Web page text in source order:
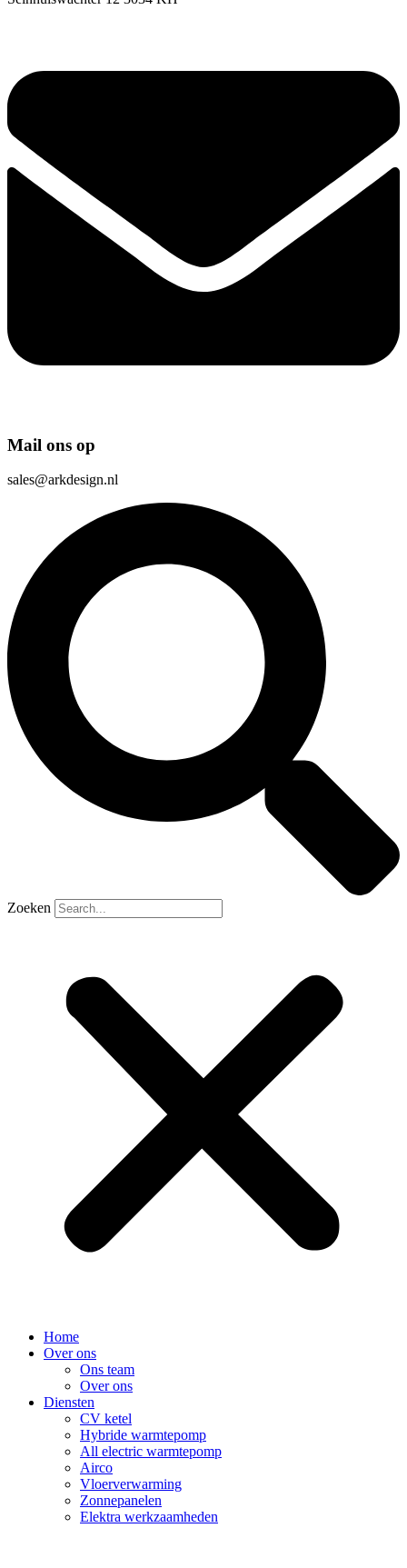
Mail ons op
sales@arkdesign.nl
Zoeken
Home
Over ons
Ons team
Over ons
Diensten
CV ketel
Hybride warmtepomp
All electric warmtepomp
Airco
Vloerverwarming
Zonnepanelen
Elektra werkzaamheden